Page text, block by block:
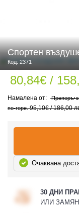
Спортен
Код: 2371
80,84€ /
по-горе. 95,10€ / 186,00
Очаквана
30 ДНИ
ИЛИ